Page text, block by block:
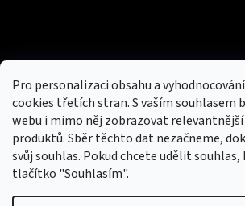
Pro personalizaci obsahu a
cookies třetích stran. S vaším souhlasem
webu i mimo něj zobrazovat relevantnější
produktů. Sběr těchto dat nezačneme,
svůj souhlas. Pokud chcete udělit
tlačítko "Souhlasím".
Nový obchod s batohy, cestovními